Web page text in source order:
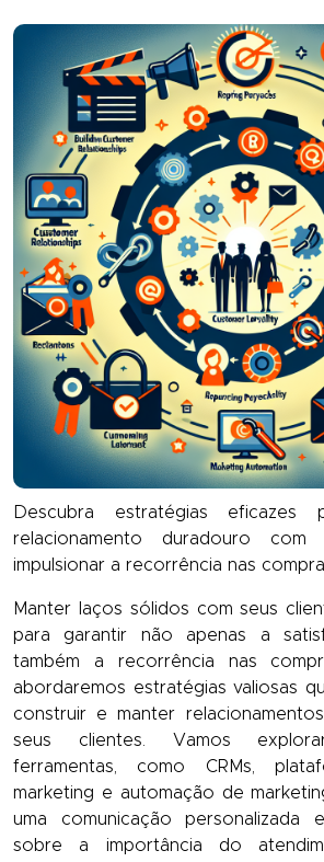
Descubra estratégias eficazes
relacionamento duradouro
impulsionar a recorrência nas
Manter laços sólidos com seus
para garantir não apenas a
também a recorrência nas
abordaremos estratégias valiosas
construir e manter
seus clientes. Vamos
ferramentas, como CRMs,
marketing e automação de
uma comunicação personalizada
sobre a importância do